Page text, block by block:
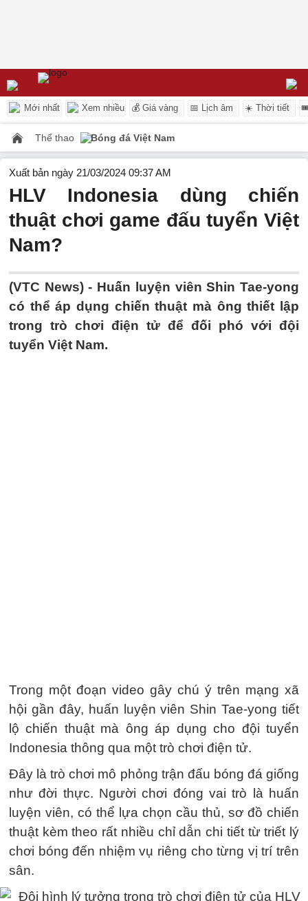
Mới nhất Xem nhiều 💰 Giá vàng 📅 Lịch âm ☀️ Thời tiết
Thể thao Bóng đá Việt Nam
Xuất bản ngày 21/03/2024 09:37 AM
HLV Indonesia dùng chiến
thuật chơi game đấu tuyển Việt
Nam?
(VTC News) - Huấn luyện viên Shin Tae-yong
có thể áp dụng chiến thuật mà ông thiết lập
trong trò chơi điện tử để đối phó với đội
tuyển Việt Nam.
Trong một đoạn video gây chú ý trên mạng xã
hội gần đây, huấn luyện viên Shin Tae-yong tiết
lộ chiến thuật mà ông áp dụng cho đội tuyển
Indonesia thông qua một trò chơi điện tử.
Đây là trò chơi mô phỏng trận đấu bóng đá giống
như đời thực. Người chơi đóng vai trò là huấn
luyện viên, có thể lựa chọn cầu thủ, sơ đồ chiến
thuật kèm theo rất nhiều chỉ dẫn chi tiết từ triết lý
chơi bóng đến nhiệm vụ riêng cho từng vị trí trên
sân.